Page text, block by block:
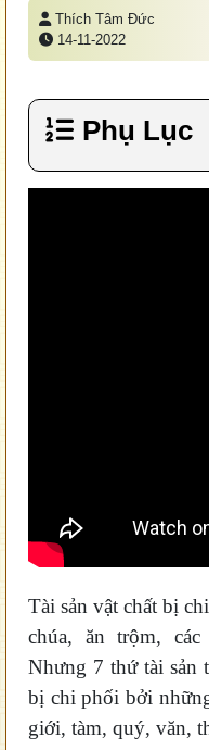
Thích Tâm Đức
14-11-2022
Phụ Lục
Tài sản vật chất bị
chúa, ăn trộm,
Nhưng 7 thứ tài sản
bị chi phối bởi
giới, tàm, quý, văn,